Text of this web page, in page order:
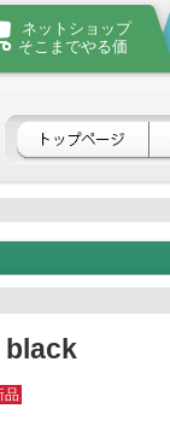
ネットショップ
そこまでやる価
black
品